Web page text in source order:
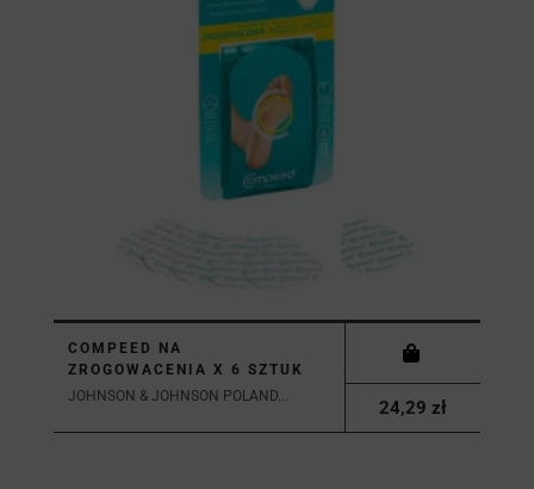
COMPEED NA
ZROGOWACENIA X 6 SZTUK
JOHNSON & JOHNSON POLAND...
24,29 zł